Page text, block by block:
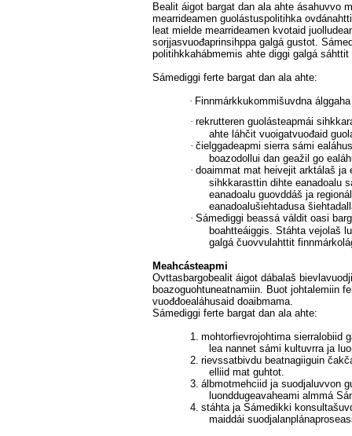
Bealit áigot bargat dan ala ahte ásahuvvo
mearrideamen guolástuspolitihka
leat mielde mearrideamen kvotaid
sorjjasvuođaprinsihppa galgá gustot.
politihkkahábmemis ahte diggi galgá
Sámediggi ferte bargat dan ala ahte:
· Finnmárkkukommišuvdna
· rekrutteren guolásteapmái
ahte láhčit vuoigatvuođaid
· čielggadeapmi sierra sámi
boazodollui dan geažil go
· doaimmat mat heivejit arktálaš ja
sihkkarasttin dihte eanadoalu
eanadoalu guovddáš ja
eanadoalušiehtadusa
· Sámediggi beassá váldit oasi
boahtteáiggis. Stáhta vejolaš
galgá čuovvulahttit
Meahcásteapmi
Ovttasbargobealit áigot dábalaš
boazoguohtuneatnamiin. Buot johtalemiin
vuođđoealáhusaid doaibmama.
Sámediggi ferte bargat dan ala ahte:
1. mohtorfievrojohtima sierralobiid
lea nannet sámi kultuvrra ja
2. rievssatbivdu beatnagiiguin
elliid mat guhtot.
3. álbmotmehciid ja suodjaluvvon
luonddugeavaheami almmá
4. stáhta ja Sámedikki
maiddái